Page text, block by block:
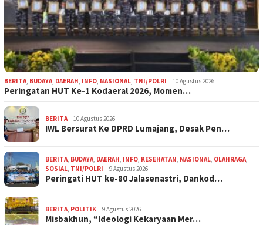
BERITA BUDAYA DAERAH INFO NASIONAL TNI/POLRI 10 Agustus 2026
Peringatan HUT Ke-1 Kodaeral 2026, Momen…
BERITA 10 Agustus 2026
IWL Bersurat Ke DPRD Lumajang, Desak Pen…
BERITA BUDAYA DAERAH INFO KESEHATAN NASIONAL OLAHRAGA
SOSIAL TNI/POLRI 9 Agustus 2026
Peringati HUT ke-80 Jalasenastri, Dankod…
BERITA POLITIK 9 Agustus 2026
Misbakhun, “Ideologi Kekaryaan Mer…